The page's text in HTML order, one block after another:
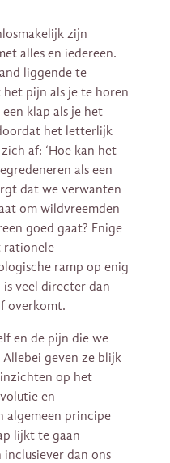
zijn
alles en iedereen.
liggende te
pijn als je te horen
klap als je het
het letterlijk
af: ‘Hoe kan het
als een
dat we verwanten
om wildvreemden
goed gaat? Enige
rationele
ramp op enig
veel directer dan
overkomt.
en de pijn die we
geven ze blijk
op het
en
algemeen principe
lijkt te gaan
dan ons